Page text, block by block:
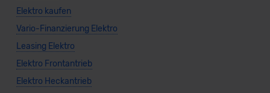
Elektro kaufen
Vario-Finanzierung Elektro
Leasing Elektro
Elektro Frontantrieb
Elektro Heckantrieb